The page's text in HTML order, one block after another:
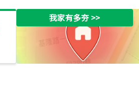
我家有多夯>>